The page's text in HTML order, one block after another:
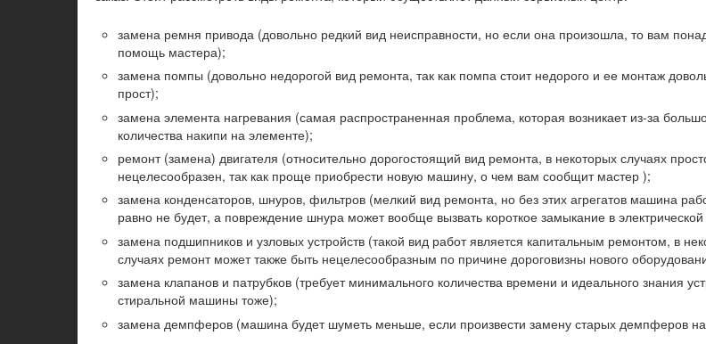
замена ремня привода (довольно редкий вид неисправности, но если она произошла, то вам
помощь мастера);
замена помпы (довольно недорогой вид ремонта, так как помпа стоит недорого и ее монтаж
прост);
замена элемента нагревания (самая распространенная проблема, которая возникает из-за
количества накипи на элементе);
ремонт (замена) двигателя (относительно дорогостоящий вид ремонта, в некоторых случаях
нецелесообразен, так как проще приобрести новую машину, о чем вам сообщит мастер );
замена конденсаторов, шнуров, фильтров (мелкий вид ремонта, но без этих агрегатов машина
равно не будет, а повреждение шнура может вообще вызвать короткое замыкание в электрической
замена подшипников и узловых устройств (такой вид работ является капитальным ремонтом, в
случаях ремонт может также быть нецелесообразным по причине дороговизны нового
замена клапанов и патрубков (требует минимального количества времени и идеального знания
стиральной машины тоже);
замена демпферов (машина будет шуметь меньше, если произвести замену старых демпферов